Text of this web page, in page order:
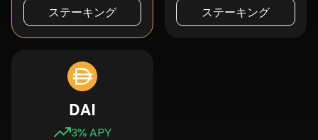
ステーキング ステーキング
DAI
3% APY